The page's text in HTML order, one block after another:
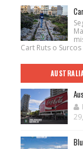
Cart Ruts o Surcos